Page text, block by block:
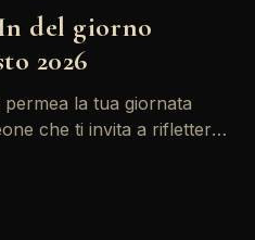
del giorno
2026
che ti invita a riflettere
generare interazioni